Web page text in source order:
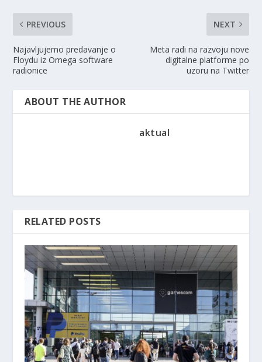
PREVIOUS
Najavljujemo predavanje o
Floydu iz Omega software
radionice
NEXT
Meta radi na razvoju nove
digitalne platforme po
uzoru na Twitter
ABOUT THE AUTHOR
aktual
RELATED POSTS